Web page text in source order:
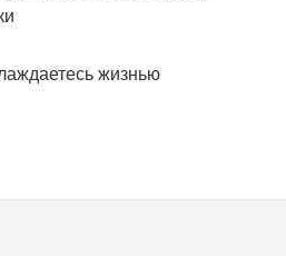
жизнью